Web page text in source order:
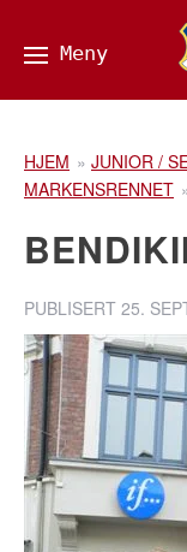
HJEM » JUNIOR /
MARKENSRENNET
PUBLISERT 25.